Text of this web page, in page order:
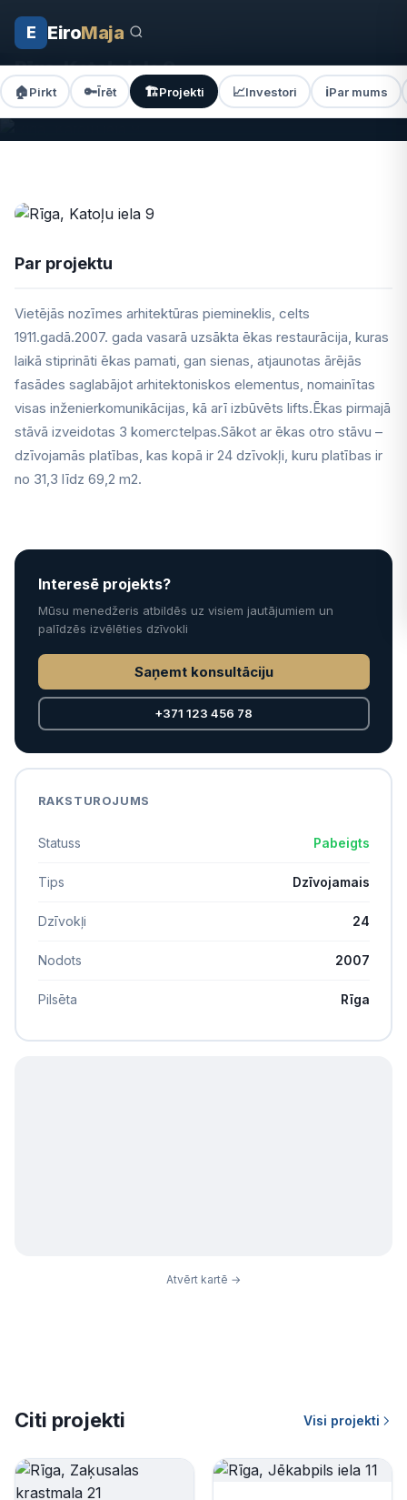
E EiroMaja
🏠Pirkt 🔑Īrēt 🏗️Projekti 📈Investori ℹ️Par mums
Sākums Projekti Rīga, Katoļu iela 9
Rīga, Katoļu iela 9
Katoļu iela 9, Rīga · PABEIGTS
Par projektu
Vietējās nozīmes arhitektūras piemineklis, celts
1911.gadā.2007. gada vasarā uzsākta ēkas restaurācija, kuras
laikā stiprināti ēkas pamati, gan sienas, atjaunotas ārējās
fasādes saglabājot arhitektoniskos elementus, nomainītas
visas inženierkomunikācijas, kā arī izbūvēts lifts.Ēkas pirmajā
stāvā izveidotas 3 komerctelpas.Sākot ar ēkas otro stāvu –
dzīvojamās platības, kas kopā ir 24 dzīvokļi, kuru platības ir
no 31,3 līdz 69,2 m2.
Interesē projekts?
Mūsu menedžeris atbildēs uz visiem jautājumiem un
palīdzēs izvēlēties dzīvokli
Saņemt konsultāciju
+371 123 456 78
RAKSTUROJUMS
Statuss Pabeigts
Tips Dzīvojamais
Dzīvokļi 24
Nodots 2007
Pilsēta Rīga
Atvērt kartē →
Citi projekti Visi projekti